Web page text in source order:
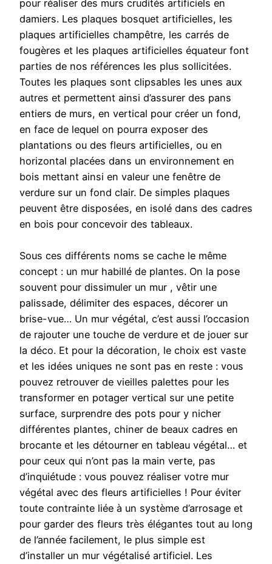
pour réaliser des murs crudités artificiels en
damiers. Les plaques bosquet artificielles, les
plaques artificielles champêtre, les carrés de
fougères et les plaques artificielles équateur font
parties de nos références les plus sollicitées.
Toutes les plaques sont clipsables les unes aux
autres et permettent ainsi d’assurer des pans
entiers de murs, en vertical pour créer un fond,
en face de lequel on pourra exposer des
plantations ou des fleurs artificielles, ou en
horizontal placées dans un environnement en
bois mettant ainsi en valeur une fenêtre de
verdure sur un fond clair. De simples plaques
peuvent être disposées, en isolé dans des cadres
en bois pour concevoir des tableaux.
Sous ces différents noms se cache le même
concept : un mur habillé de plantes. On la pose
souvent pour dissimuler un mur , vêtir une
palissade, délimiter des espaces, décorer un
brise-vue… Un mur végétal, c’est aussi l’occasion
de rajouter une touche de verdure et de jouer sur
la déco. Et pour la décoration, le choix est vaste
et les idées uniques ne sont pas en reste : vous
pouvez retrouver de vieilles palettes pour les
transformer en potager vertical sur une petite
surface, surprendre des pots pour y nicher
différentes plantes, chiner de beaux cadres en
brocante et les détourner en tableau végétal… et
pour ceux qui n’ont pas la main verte, pas
d’inquiétude : vous pouvez réaliser votre mur
végétal avec des fleurs artificielles ! Pour éviter
toute contrainte liée à un système d’arrosage et
pour garder des fleurs très élégantes tout au long
de l’année facilement, le plus simple est
d’installer un mur végétalisé artificiel. Les